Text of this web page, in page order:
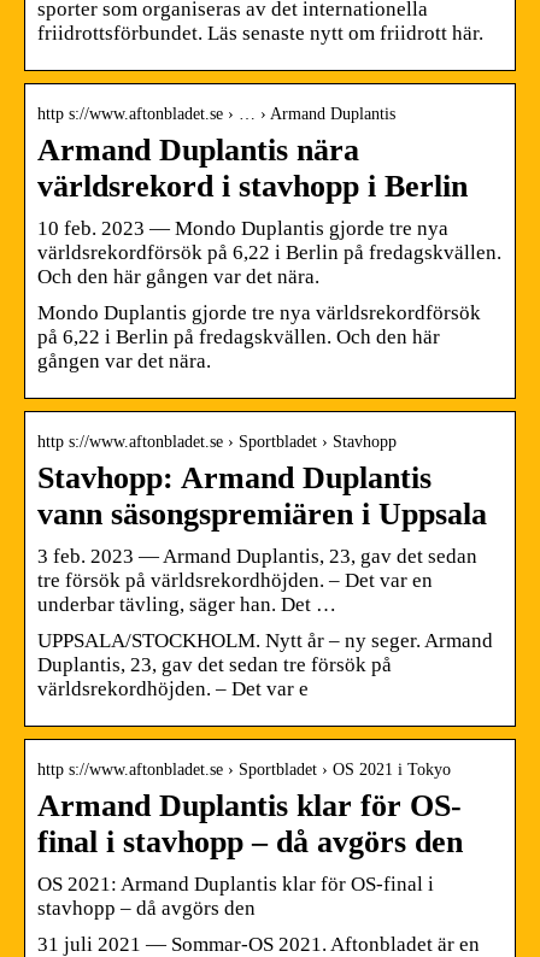
sporter som organiseras av det internationella
friidrottsförbundet. Läs senaste nytt om friidrott här.
http s://www.aftonbladet.se › … › Armand Duplantis
Armand Duplantis nära
världsrekord i stavhopp i Berlin
10 feb. 2023 — Mondo Duplantis gjorde tre nya
världsrekordförsök på 6,22 i Berlin på fredagskvällen.
Och den här gången var det nära.
Mondo Duplantis gjorde tre nya världsrekordförsök
på 6,22 i Berlin på fredagskvällen. Och den här
gången var det nära.
http s://www.aftonbladet.se › Sportbladet › Stavhopp
Stavhopp: Armand Duplantis
vann säsongspremiären i Uppsala
3 feb. 2023 — Armand Duplantis, 23, gav det sedan
tre försök på världsrekordhöjden. – Det var en
underbar tävling, säger han. Det …
UPPSALA/STOCKHOLM. Nytt år – ny seger. Armand
Duplantis, 23, gav det sedan tre försök på
världsrekordhöjden. – Det var e
http s://www.aftonbladet.se › Sportbladet › OS 2021 i Tokyo
Armand Duplantis klar för OS-
final i stavhopp – då avgörs den
OS 2021: Armand Duplantis klar för OS-final i
stavhopp – då avgörs den
31 juli 2021 — Sommar-OS 2021. Aftonbladet är en